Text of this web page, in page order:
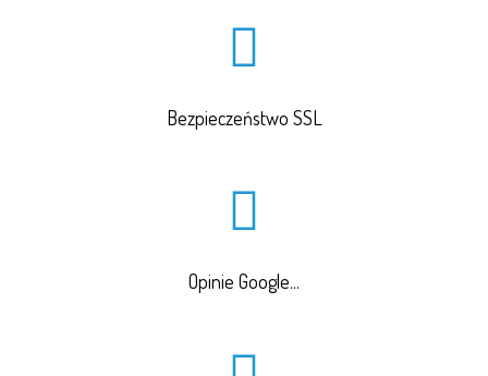
Bezpieczeństwo SSL
Opinie Google...